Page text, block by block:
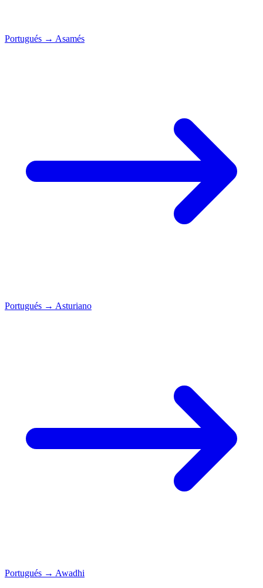
Portugués → Asamés
Portugués → Asturiano
Portugués → Awadhi